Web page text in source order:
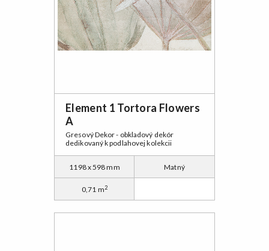
Element 1 Tortora Flowers
A
Gresový Dekor - obkladový dekór
dedikovaný k podlahovej kolekcii
1198 x 598 mm Matný
0,71 m2